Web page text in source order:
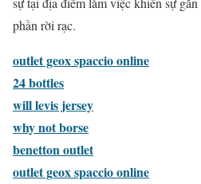
phần rời rạc.
outlet geox spaccio online
24 bottles
will levis jersey
why not borse
benetton outlet
outlet geox spaccio online